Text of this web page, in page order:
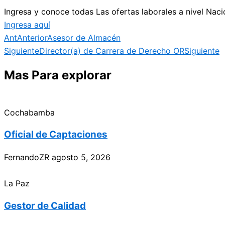
Ingresa y conoce todas Las ofertas laborales a nivel
Ingresa aquí
AntAnteriorAsesor de Almacén
SiguienteDirector(a) de Carrera de Derecho ORSiguiente
Mas Para explorar
Cochabamba
Oficial de Captaciones
FernandoZR agosto 5, 2026
La Paz
Gestor de Calidad